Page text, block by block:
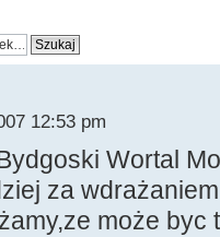
12:53 pm
Wortal
za
może byc